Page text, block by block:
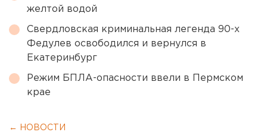
желтой водой
Свердловская криминальная легенда 90-х
Федулев освободился и вернулся в
Екатеринбург
Режим БПЛА-опасности ввели в Пермском
крае
← НОВОСТИ